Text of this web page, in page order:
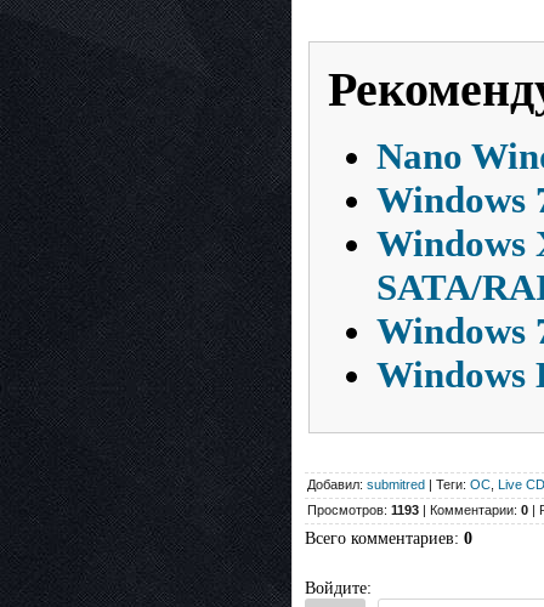
Nano
Windows
Windows
SATA/
Windows
Windows
Добавил: submitred | Теги: ОС Live
Просмотров: 1193 | Комментарии: 0 |
Всего комментариев: 0
Войдите: